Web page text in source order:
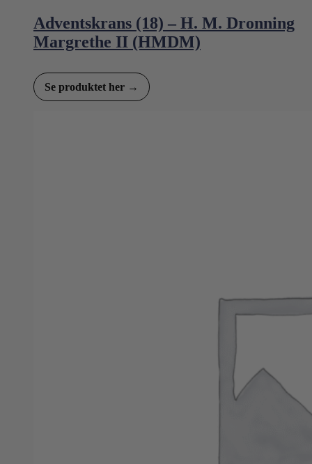
Adventskrans (18) – H. M. Dronning
Margrethe II (HMDM)
Se produktet her →